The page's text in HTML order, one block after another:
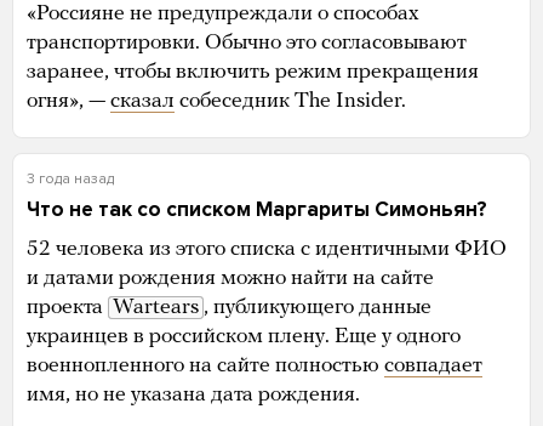
«Россияне не предупреждали о способах
транспортировки. Обычно это согласовывают
заранее, чтобы включить режим прекращения
огня», — сказал собеседник The Insider.
3 года назад
Что не так со списком Маргариты Симоньян?
52 человека из этого списка с идентичными ФИО
и датами рождения можно найти на сайте
проекта Wartears , публикующего данные
украинцев в российском плену. Еще у одного
военнопленного на сайте полностью совпадает
имя, но не указана дата рождения.